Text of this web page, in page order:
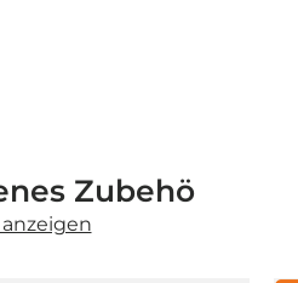
Zubehö